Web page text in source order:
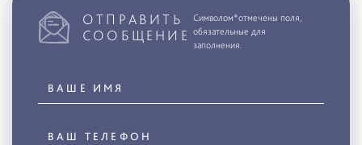
ОТПРАВИТЬ
СООБЩЕНИЕ
Символом*отмечены поля,
обязательные для
заполнения.